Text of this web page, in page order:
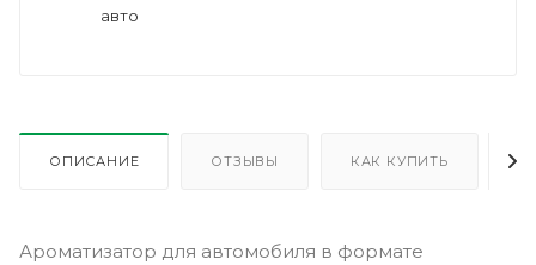
авто
ОПИСАНИЕ ОТЗЫВЫ КАК КУПИТЬ
Ароматизатор для автомобиля в формате